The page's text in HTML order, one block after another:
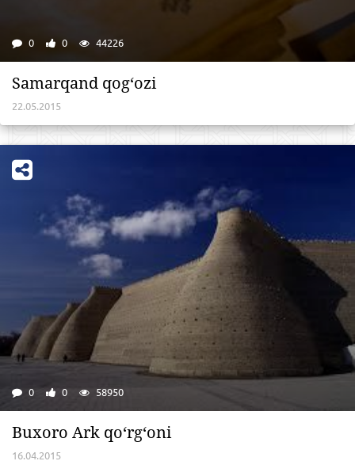
0 0 44226
Samarqand qog‘ozi
22.05.2015
0 0 58950
Buxoro Ark qo‘rg‘oni
16.04.2015